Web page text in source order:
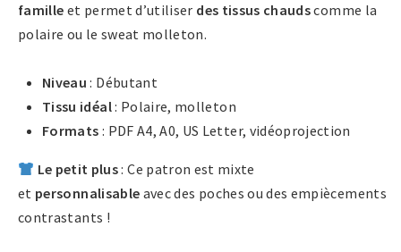
famille et permet d’utiliser des tissus chaudscomme la
polaire ou le sweat molleton​.
Niveau : Débutant
Tissu idéal: Polaire, molleton
Formats : PDF A4, A0, US Letter, vidéoprojection
Le petit plus: Ce patron est mixte
et personnalisable avec des poches ou des empiècements
contrastants !